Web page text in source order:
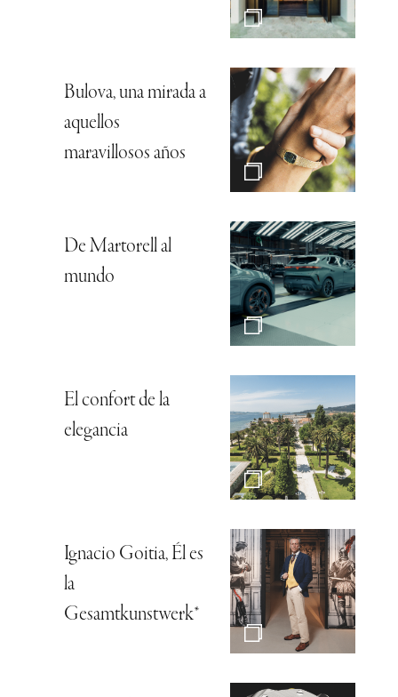
Bulova, una mirada a
aquellos
maravillosos años
De Martorell al
mundo
El confort de la
elegancia
Ignacio Goitia, Él es
la
Gesamtkunstwerk*